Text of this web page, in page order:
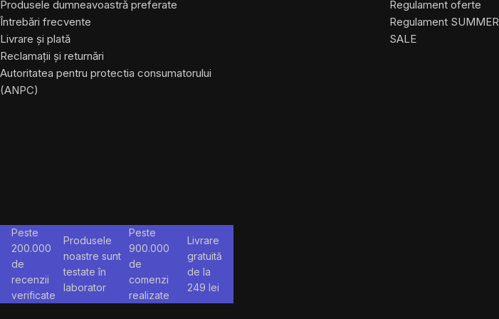
Produsele dumneavoastră preferate
Întrebări frecvente
Livrare și plată
Reclamații și returnări
Autoritatea pentru protectia consumatorului
(ANPC)
Regulament oferte
Regulament SUMMER
SALE
Peste
200.000
de
recenzii
verificate
Produsele
noastre sunt
testate în
laborator
Peste
900.000
de
comenzi
realizate
Livrare
gratuită
de la
249 lei